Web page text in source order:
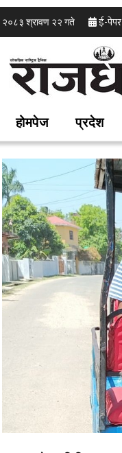
२०८३ श्रावण २२ गते ई-पेपर
होमपेज प्रदेश